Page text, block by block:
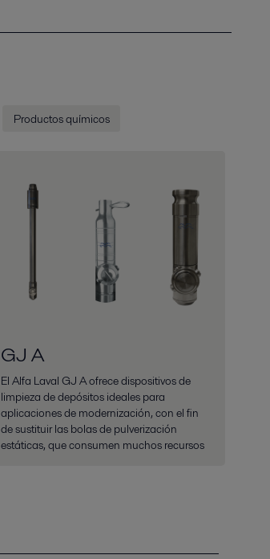
Productos químicos
GJ A
El Alfa Laval GJ A ofrece dispositivos de
limpieza de depósitos ideales para
aplicaciones de modernización, con el fin
de sustituir las bolas de pulverización
estáticas, que consumen muchos recursos